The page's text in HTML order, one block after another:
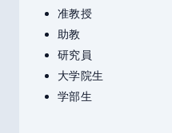
准教授
助教
研究員
大学院生
学部生